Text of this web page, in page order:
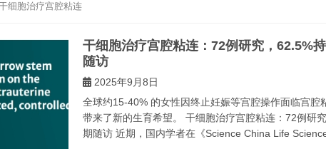
细胞治疗宫腔粘连
干细胞治疗宫腔粘连：72例研究，62.5%
随访
2025年9月8日
全球约15-40% 的女性因终止妊娠等宫腔操作面临宫
带来了新的生育希望。 干细胞治疗宫腔粘连：72例研
期随访 近期，国内学者在《Science China Life